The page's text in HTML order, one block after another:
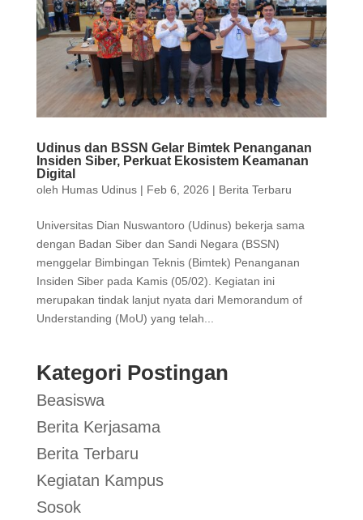
Udinus dan BSSN Gelar Bimtek Penanganan
Insiden Siber, Perkuat Ekosistem Keamanan
Digital
oleh Humas Udinus| Feb 6, 2026 | Berita Terbaru
Universitas Dian Nuswantoro (Udinus) bekerja sama
dengan Badan Siber dan Sandi Negara (BSSN)
menggelar Bimbingan Teknis (Bimtek) Penanganan
Insiden Siber pada Kamis (05/02). Kegiatan ini
merupakan tindak lanjut nyata dari Memorandum of
Understanding (MoU) yang telah...
Kategori Postingan
Beasiswa
Berita Kerjasama
Berita Terbaru
Kegiatan Kampus
Sosok